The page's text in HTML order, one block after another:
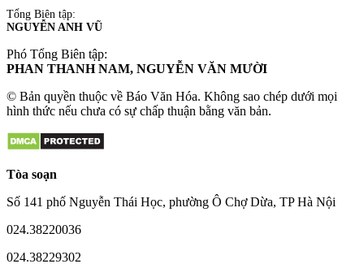
Tổng Biên tập:
NGUYỄN ANH VŨ
Phó Tổng Biên tập:
PHAN THANH NAM, NGUYỄN VĂN MƯỜI
© Bản quyền thuộc về Báo Văn Hóa. Không sao chép dưới mọi
hình thức nếu chưa có sự chấp thuận bằng văn bản.
Tòa soạn
Số 141 phố Nguyễn Thái Học, phường Ô Chợ Dừa, TP Hà Nội
024.38220036
024.38229302